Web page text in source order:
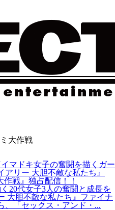
大作戦
マドキ女子の奮闘を描くガー
リー 大胆不敵な私たち』
作戦』独占配信！！
20代女子3人の奮闘と成長を
大胆不敵な私たち』ファイナ
、「セックス・アンド・...